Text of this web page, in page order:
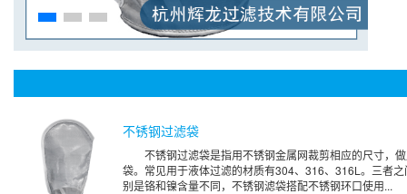
不锈钢过滤袋
不锈钢过滤袋是指用不锈钢金属网裁剪相应的尺寸，
袋。常见用于液体过滤的材质有304、316、316L。三者
别是铬和镍含量不同，不锈钢滤袋搭配不锈钢环口使用...